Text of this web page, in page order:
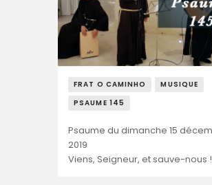
FRAT O CAMINHO
MUSIQUE
PSAUME 145
Psaume du dimanche 15
2019
Viens, Seigneur, et sauve-nous !